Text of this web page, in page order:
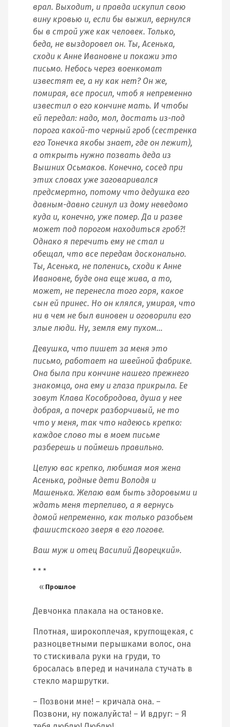
врал. Выходит, и правда искупил свою
вину кровью и, если бы выжил, вернулся
бы в строй уже как человек. Только,
беда, не выздоровел он. Ты, Асенька,
сходи к Анне Ивановне и покажи это
письмо. Небось через военкомат
известят ее, а ну как нет? Он же,
помирая, все просил, чтоб я непременно
известил о его кончине мать. И чтобы
ей передал: надо, мол, достать из-под
порога какой-то черный гроб (сестренка
его Тонечка якобы знает, где он лежит),
а открыть нужно позвать деда из
Вышних Осьмаков. Конечно, сосед при
этих словах уже заговаривался
предсмертно, потому что дедушка его
давным-давно сгинул из дому неведомо
куда и, конечно, уже помер. Да и разве
может под порогом находиться гроб?!
Однако я перечить ему не стал и
обещал, что все передам досконально.
Ты, Асенька, не поленись, сходи к Анне
Ивановне, буде она еще жива, а то,
может, не перенесла того горя, какое
сын ей принес. Но он клялся, умирая, что
ни в чем не был виновен и оговорили его
злые люди. Ну, земля ему пухом…
Девушка, что пишет за меня это
письмо, работает на швейной фабрике.
Она была при кончине нашего прежнего
знакомца, она ему и глаза прикрыла. Ее
зовут Клава Кособродова, душа у нее
добрая, а почерк разборчивый, не то
что у меня, так что надеюсь крепко:
каждое слово ты в моем письме
разберешь и поймешь правильно.
Целую вас крепко, любимая моя жена
Асенька, родные дети Володя и
Машенька. Желаю вам быть здоровыми и
ждать меня терпеливо, а я вернусь
домой непременно, как только разобьем
фашистского зверя в его логове.
Ваш муж и отец Василий Дворецкий».
* * *
Прошлое
Девчонка плакала на остановке.
Плотная, широкоплечая, круглощекая, с
разноцветными перышками волос, она
то стискивала руки на груди, то
бросалась вперед и начинала стучать в
стекло маршрутки.
– Позвони мне! – кричала она. –
Позвони, ну пожалуйста! – И вдруг: – Я